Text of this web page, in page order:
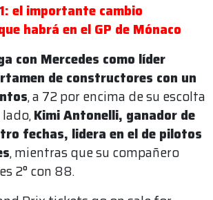
el importante cambio
habrá en el GP de Mónaco
con Mercedes como líder
de constructores con un
, a 72 por encima de su escolta
Kimi Antonelli, ganador de
fechas, lidera en el de pilotos
, mientras que su compañero
2° con 88.